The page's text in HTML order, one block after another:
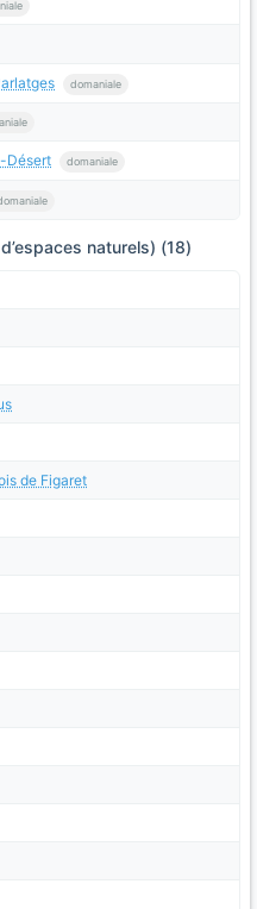
domaniale
Désert domaniale
naturels) (18)
de Figaret